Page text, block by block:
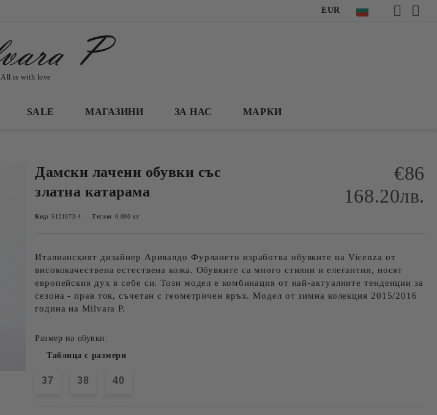
EUR
All is with love
SALE МАГАЗИНИ ЗА НАС МАРКИ
Дамски лачени обувки със
златна катарама
€86
168.20лв.
Код: 5121073-4 Тегло: 0.000 кг
Италианският дизайнер Аривалдо Фурлането изработва обувките на Vicenza от
висококачествена естествена кожа. Обувките са много стилни и елегантни, носят
европейския дух в себе си. Този модел е комбинация от най-актуалните тенденции за
сезона - прав ток, съчетан с геометричен връх. Модел от зимна колекция 2015/2016
година на Milvara P.
Размер на обувки:
Таблица с размери
37 38 40